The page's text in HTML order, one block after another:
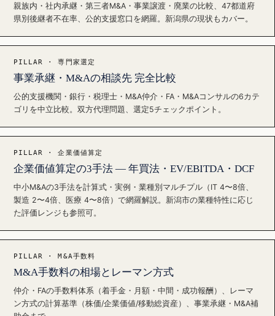
親族内・社内承継・第三者M&A・事業譲渡・廃業の比較、47都道府
県別後継者不在率、公的支援窓口を網羅。新潟県の現状もカバー。
PILLAR · 専門家選定
事業承継・M&Aの相談先 完全比較
公的支援機関・銀行・税理士・M&A仲介・FA・M&Aコンサルの6カテ
ゴリを中立比較。双方代理問題、選定5チェックポイント。
PILLAR · 企業価値算定
企業価値算定の3手法 — 年買法・EV/EBITDA・DCF
中小M&Aの3手法を計算式・実例・業種別マルチプル（IT 4〜8倍、
製造 2〜4倍、医療 4〜8倍）で網羅解説。新潟市の業種特性に応じ
た評価レンジも参照可。
PILLAR · M&A手数料
M&A手数料の相場とレーマン方式
仲介・FAの手数料体系（着手金・月額・中間・成功報酬）、レーマ
ン方式の計算基準（株価/企業価値/移動総資産）、事業承継・M&A補